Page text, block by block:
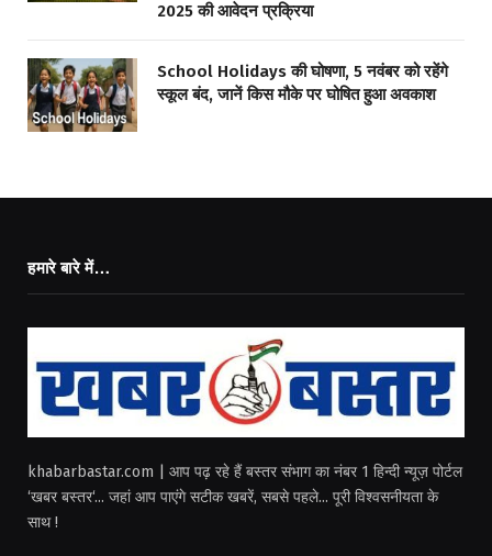
2025 की आवेदन प्रक्रिया
School Holidays की घोषणा, 5 नवंबर को रहेंगे
स्कूल बंद, जानें किस मौके पर घोषित हुआ अवकाश
हमारे बारे में…
khabarbastar.com | आप पढ़ रहे हैं बस्तर संभाग का नंबर 1 हिन्दी न्यूज़ पोर्टल
‘खबर बस्तर‘... जहां आप पाएंगे सटीक खबरें, सबसे पहले... पूरी विश्वसनीयता के
साथ !